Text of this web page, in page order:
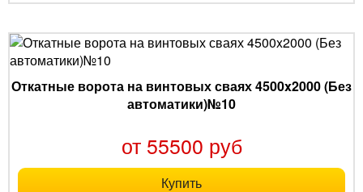
Откатные ворота на винтовых сваях 4500x2000 (Без
автоматики)№10
от 55500 руб
Купить